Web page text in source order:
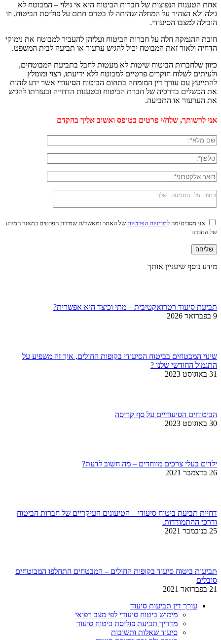
אחת הטענות הנפוצות של חברות הביטוח היא אי גילוי – המבוטח לא
גילה ולא הצהיר על המחלה שהיתה לו בטרם חתם על פוליסת הביטוח, וזו
הובילה למצבו הסיעודי.
חובת ההנמקה חלה על חברות הביטוח ועליהן להעביר למבוטח את נימוקי
הדחיה ולאור זאת המבוטח יכול להגיש ערעור או תביעה לבית המשפט.
כיוון שלחברות הביטוח שיטות לא מעטות לחבל בתביעת המבוטחים,
ולעיתים לשלוח חוקרים פרטיים למבוטח ללא ידיעתו, רצוי ומומלץ
להתייעץ עם עורך דין המומחה בתחום הביטוח הסיעודי אשר ידע לזהות
את הכשלים בדרכיה של חברת הביטוח ובטענות הדחייה ובעזרתו להגיש
את הערעור או התביעה.
אני לרשותך, שלח/י פרטים בטופס ואשוב אליך בהקדם
אני מסכים/מה למדיניות הפרטיות של האתר ומאשר/ת שמירת הפרטים במאגר המידע
של החברה.
מידע נוסף שיעניין אותך
תביעת סיעוד רטרואקטיבית – מתי וכיצד היא אפשרית?
9 בפברואר 2026
שינוי המבטחים בביטוח הסיעודי בקופות החולים, איך זה משפיע על
התגמול החודשי שלנו ?
31 באוגוסט 2023
הביטוחים הסיעודיים על סף קריסה
30 באוגוסט 2023
ילדים בעלי צרכים מיוחדים – מה חשוב לדעת?
26 בדצמבר 2021
דחיית תביעת ביטוח סיעודי – הטיעונים העיקריים של חברות הביטוח
ודרכי ההתמודדות.
25 בנובמבר 2021
תביעות ביטוח סיעוד בקופות החולים – המבטחים התחלפו המבוטחים
סובלים
21 בפברואר 2021
עורך דין תביעות סיעוד
מימוש ביטוח סיעודי לפי מצב רפואי
מדריך תביעת פוליסת ביטוח סיעוד
סיעוד שאלות ותשובות